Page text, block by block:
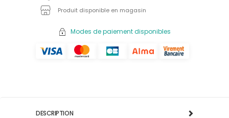
Produit disponible en magasin
Modes de paiement disponibles
DESCRIPTION